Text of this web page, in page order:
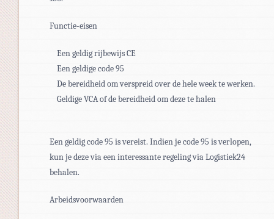
Functie-eisen
 Een geldig rijbewijs CE
 Een geldige code 95
 De bereidheid om verspreid over de hele week te werken.
 Geldige VCA of de bereidheid om deze te halen
Een geldig code 95 is vereist. Indien je code 95 is verlopen,
kun je deze via een interessante regeling via Logistiek24
behalen.
Arbeidsvoorwaarden